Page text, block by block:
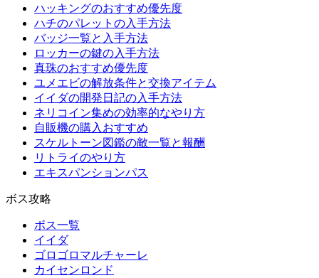
ハッキングのおすすめ優先度
ハチのパレットの入手方法
バッジ一覧と入手方法
ロッカーの鍵の入手方法
真珠のおすすめ優先度
ユメエビの解放条件と交換アイテム
イイダの開発日記の入手方法
ネリコイン集めの効率的なやり方
自販機の購入おすすめ
スケルトーン図鑑の敵一覧と報酬
リトライのやり方
エキスパンションパス
ボス攻略
ボス一覧
イイダ
ゴロゴロマルチャーレ
カイセンロンド